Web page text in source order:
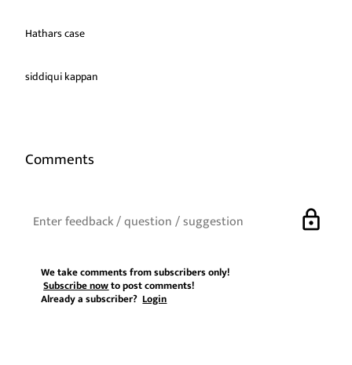
Hathars case
siddiqui kappan
Comments
lock
We take comments from subscribers only!
Subscribe nowto post comments!
Already a subscriber?Login